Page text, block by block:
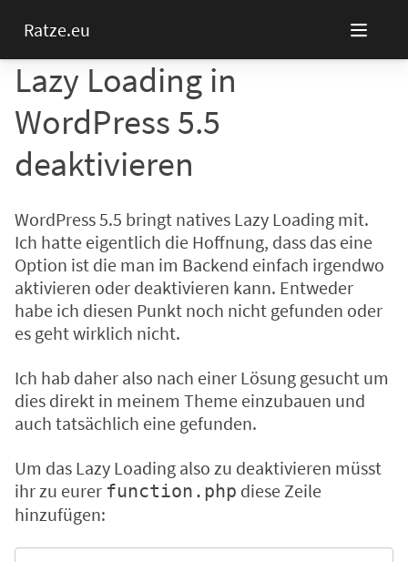
Ratze.eu
Lazy Loading in
WordPress 5.5
deaktivieren
WordPress 5.5 bringt natives Lazy Loading mit.
Ich hatte eigentlich die Hoffnung, dass das eine
Option ist die man im Backend einfach irgendwo
aktivieren oder deaktivieren kann. Entweder
habe ich diesen Punkt noch nicht gefunden oder
es geht wirklich nicht.
Ich hab daher also nach einer Lösung gesucht um
dies direkt in meinem Theme einzubauen und
auch tatsächlich eine gefunden.
Um das Lazy Loading also zu deaktivieren müsst
ihr zu eurer function.php diese Zeile
hinzufügen: